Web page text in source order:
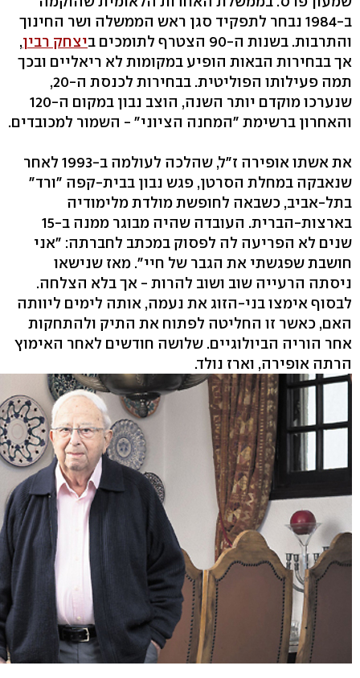
ב-1984 נבחר לתפקיד סגן ראש הממשלה ושר החינוך
והתרבות. בשנות ה-90 הצטרף לתומכים ב
יצחק רבין,
אך בבחירות הבאות הופיע במקומות לא ריאליים ובכך
תמה פעילותו הפוליטית. בבחירות לכנסת ה-20,
שנערכו מוקדם יותר השנה, הוצב נבון במקום ה-120
והאחרון ברשימת "המחנה הציוני" - השמור למכובדים.
את אשתו אופירה ז"ל, שהלכה לעולמה ב-1993 לאחר
שנאבקה במחלת הסרטן, פגש נבון בבית-קפה "ורד"
בתל-אביב, כשבאה לחופשת מולדת מלימודיה
בארצות-הברית. העובדה שהיה מבוגר ממנה ב-15
שנים לא הפריעה לה לפסוק במכתב לחברתה: "אני
חושבת שפגשתי את הגבר של חיי". מאז שנישאו
ניסתה הרעייה שוב ושוב להרות - אך בלא הצלחה.
לבסוף אימצו בני-הזוג את נעמה, אותה לימים ליוותה
האם, כאשר זו החליטה לפתוח את התיק ולהתחקות
אחר הוריה הביולוגיים. שלושה חודשים לאחר האימוץ
הרתה אופירה, וארז נולד.